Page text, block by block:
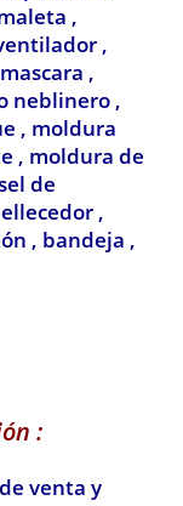
,
,
,
neblinero ,
, moldura
, moldura de
de
,
, bandeja ,
:
venta y